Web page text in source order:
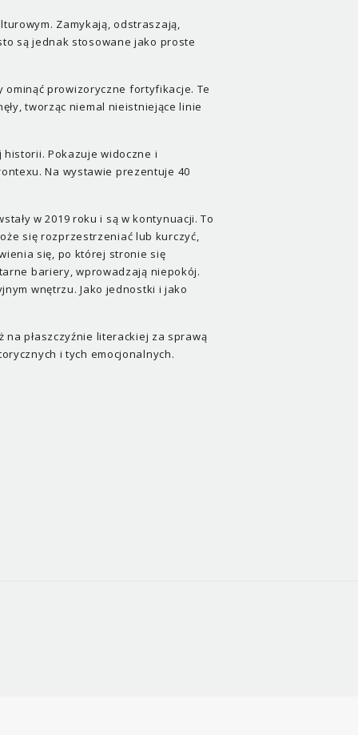
Zamykają, odstraszają,
są jednak stosowane jako proste
prowizoryczne fortyfikacje. Te
tworząc niemal nieistniejące linie
Pokazuje widoczne i
Na wystawie prezentuje 40
w 2019 roku i są w kontynuacji. To
się rozprzestrzeniać lub kurczyć,
się, po której stronie się
bariery, wprowadzają niepokój.
wnętrzu. Jako jednostki i jako
płaszczyźnie literackiej za sprawą
i tych emocjonalnych.